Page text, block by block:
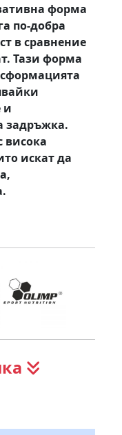
форма
по-добра
в сравнение
Тази форма
и
задръжка.
висока
искат да